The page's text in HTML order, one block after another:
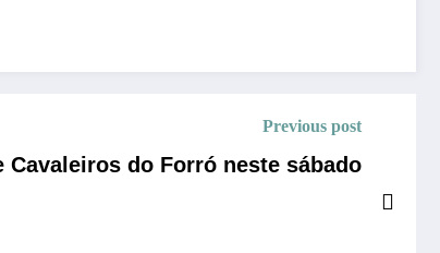
Previous post
do Forró neste sábado